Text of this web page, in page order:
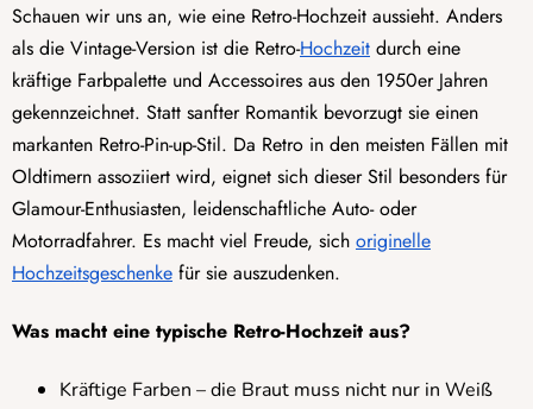
Schauen wir uns an, wie eine Retro-Hochzeit aussieht. Anders
als die Vintage-Version ist die Retro-Hochzeit durch eine
kräftige Farbpalette und Accessoires aus den 1950er Jahren
gekennzeichnet. Statt sanfter Romantik bevorzugt sie einen
markanten Retro-Pin-up-Stil. Da Retro in den meisten Fällen mit
Oldtimern assoziiert wird, eignet sich dieser Stil besonders für
Glamour-Enthusiasten, leidenschaftliche Auto- oder
Motorradfahrer. Es macht viel Freude, sich originelle
Hochzeitsgeschenke für sie auszudenken.
Was macht eine typische Retro-Hochzeit aus?
Kräftige Farben – die Braut muss nicht nur in Weiß